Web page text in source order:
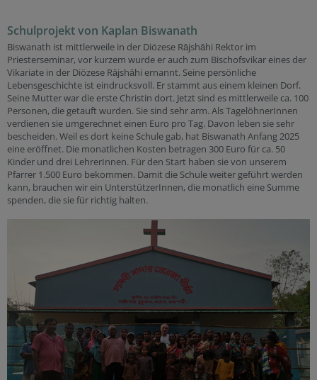
Schulprojekt von Kaplan Biswanath
Biswanath ist mittlerweile in der Diözese Rājshāhi Rektor im
Priesterseminar, vor kurzem wurde er auch zum Bischofsvikar eines der
Vikariate in der Diözese Rājshāhi ernannt. Seine persönliche
Lebensgeschichte ist eindrucksvoll. Er stammt aus einem kleinen Dorf.
Seine Mutter war die erste Christin dort. Jetzt sind es mittlerweile ca. 100
Personen, die getauft wurden. Sie sind sehr arm. Als TagelöhnerInnen
verdienen sie umgerechnet einen Euro pro Tag. Davon leben sie sehr
bescheiden. Weil es dort keine Schule gab, hat Biswanath Anfang 2025
eine eröffnet. Die monatlichen Kosten betragen 300 Euro für ca. 50
Kinder und drei LehrerInnen. Für den Start haben sie von unserem
Pfarrer 1.500 Euro bekommen. Damit die Schule weiter geführt werden
kann, brauchen wir ein UnterstützerInnen, die monatlich eine Summe
spenden, die sie für richtig halten.